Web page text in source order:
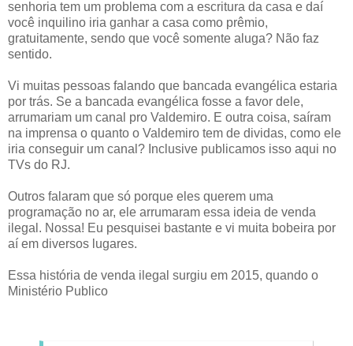
senhoria tem um problema com a escritura da casa e daí
você inquilino iria ganhar a casa como prêmio,
gratuitamente, sendo que você somente aluga? Não faz
sentido.
Vi muitas pessoas falando que bancada evangélica estaria
por trás. Se a bancada evangélica fosse a favor dele,
arrumariam um canal pro Valdemiro. E outra coisa, saíram
na imprensa o quanto o Valdemiro tem de dividas, como ele
iria conseguir um canal? Inclusive publicamos isso aqui no
TVs do RJ.
Outros falaram que só porque eles querem uma
programação no ar, ele arrumaram essa ideia de venda
ilegal. Nossa! Eu pesquisei bastante e vi muita bobeira por
aí em diversos lugares.
Essa história de venda ilegal surgiu em 2015, quando o
Ministério Publico